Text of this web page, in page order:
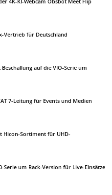
Vertrieb für Deutschland
auf die VIO-Serie um
7-Leitung für Events und Medien
Hicon-Sortiment für UHD-
Serie um Rack-Version für Live-Einsätze